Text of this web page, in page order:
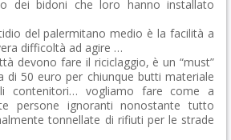
dei bidoni che loro hanno installato
del palermitano medio è la facilità a
difficoltà ad agire …
devono fare il riciclaggio, è un “must”
di 50 euro per chiunque butti materiale
contenitori… vogliamo fare come a
persone ignoranti nonostante tutto
tonnellate di rifiuti per le strade